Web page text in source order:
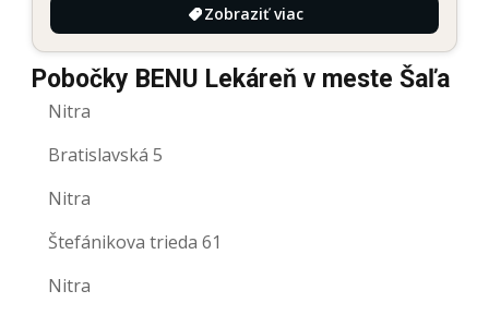
Zobraziť viac
Pobočky BENU Lekáreň v meste Šaľa
Nitra
Bratislavská 5
Nitra
Štefánikova trieda 61
Nitra